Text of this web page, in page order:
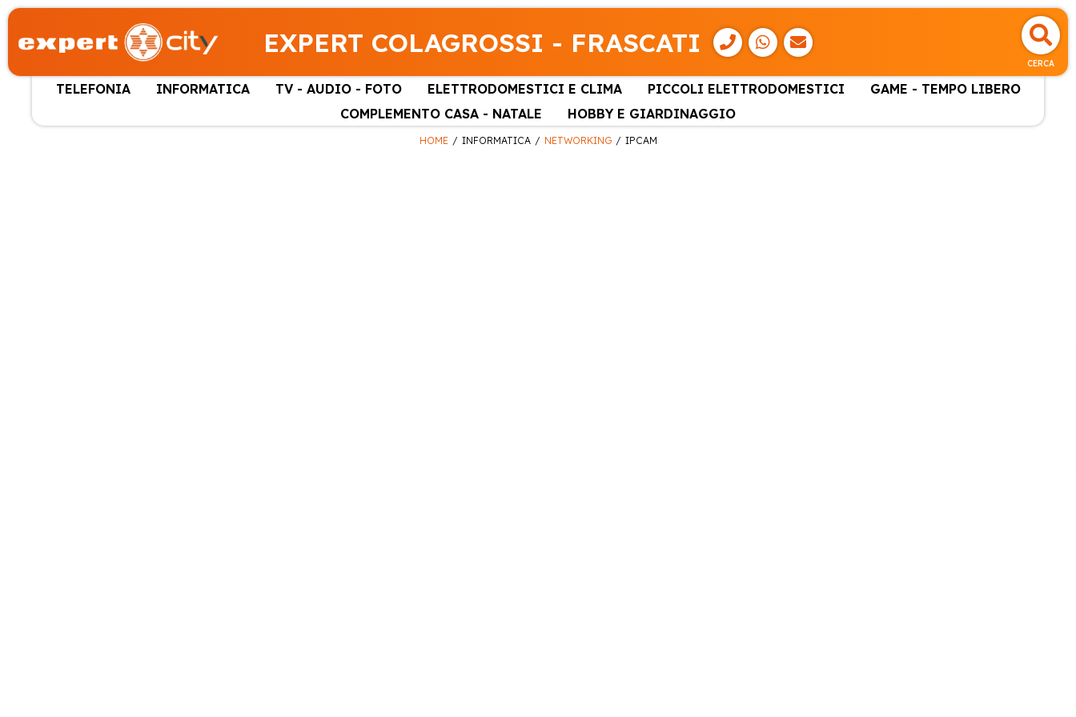
EXPERT COLAGROSSI - FRASCATI
CERCA
TELEFONIA INFORMATICA TV - AUDIO - FOTO ELETTRODOMESTICI E CLIMA PICCOLI ELETTRODOMESTICI
GAME - TEMPO LIBERO
COMPLEMENTO CASA - NATALE
HOBBY E GIARDINAGGIO
HOME INFORMATICA NETWORKING IPCAM